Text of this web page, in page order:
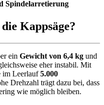
Spindelarretierung
Kappsäge?
ein Gewicht von 6,4 kg und
eher instabil. Mit
im Leerlauf5.000
Drehzahl trägt dazu bei, dass
wie möglich bleiben.